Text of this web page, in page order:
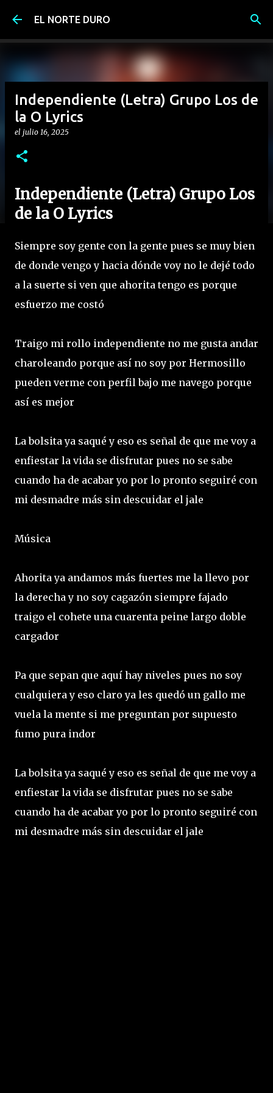
Ir al contenido principal
EL NORTE DURO
Independiente (Letra) Grupo Los de
la O Lyrics
el julio 16, 2025
Independiente (Letra) Grupo Los
de la O Lyrics
Siempre soy gente con la gente pues se muy bien
de donde vengo y hacia dónde voy no le dejé todo
a la suerte si ven que ahorita tengo es porque
esfuerzo me costó
Traigo mi rollo independiente no me gusta andar
charoleando porque así no soy por Hermosillo
pueden verme con perfil bajo me navego porque
así es mejor
La bolsita ya saqué y eso es señal de que me voy a
enfiestar la vida se disfrutar pues no se sabe
cuando ha de acabar yo por lo pronto seguiré con
mi desmadre más sin descuidar el jale
Música
Ahorita ya andamos más fuertes me la llevo por
la derecha y no soy cagazón siempre fajado
traigo el cohete una cuarenta peine largo doble
cargador
Pa que sepan que aquí hay niveles pues no soy
cualquiera y eso claro ya les quedó un gallo me
vuela la mente si me preguntan por supuesto
fumo pura indor
La bolsita ya saqué y eso es señal de que me voy a
enfiestar la vida se disfrutar pues no se sabe
cuando ha de acabar yo por lo pronto seguiré con
mi desmadre más sin descuidar el jale